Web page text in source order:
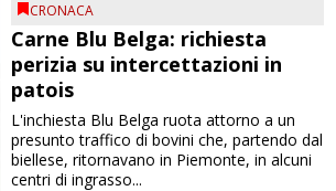
CRONACA
Carne Blu Belga: richiesta
perizia su intercettazioni in
patois
L'inchiesta Blu Belga ruota attorno a un
presunto traffico di bovini che, partendo dal
biellese, ritornavano in Piemonte, in alcuni
centri di ingrasso...